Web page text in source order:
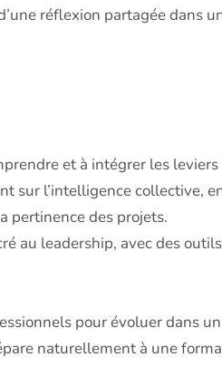
réflexion partagée dans
et à intégrer les
sur l’intelligence collective,
pertinence des projets.
au leadership, avec des
pour évoluer dans
naturellement à une